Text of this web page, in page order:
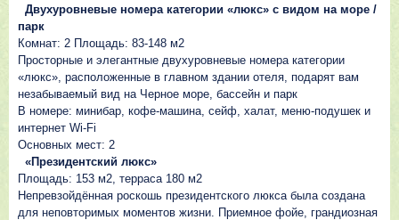
Двухуровневые номера категории «люкс» с видом на море /
парк
Комнат: 2 Площадь: 83-148 м2
Просторные и элегантные двухуровневые номера категории
«люкс», расположенные в главном здании отеля, подарят вам
незабываемый вид на Черное море, бассейн и парк
В номере: минибар, кофе-машина, сейф, халат, меню-подушек и
интернет Wi-Fi
Основных мест: 2
«Президентский люкс»
Площадь: 153 м2, терраса 180 м2
Непревзойдённая роскошь президентского люкса была создана
для неповторимых моментов жизни. Приемное фойе, грандиозная